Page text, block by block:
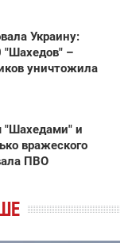
Украину:
"Шахедов" –
уничтожила
"Шахедами" и
вражеского
ПВО